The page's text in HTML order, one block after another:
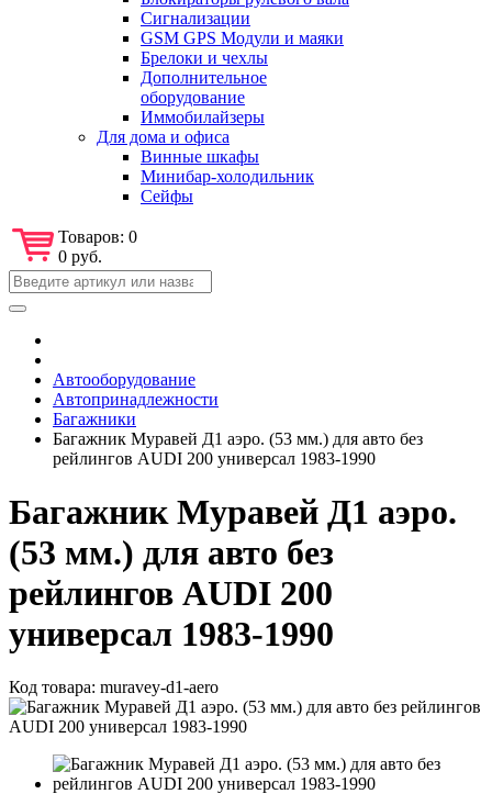
Сигнализации
GSM GPS Модули и маяки
Брелоки и чехлы
Дополнительное
оборудование
Иммобилайзеры
Для дома и офиса
Винные шкафы
Минибар-холодильник
Сейфы
Товаров: 0
0 руб.
Автооборудование
Автопринадлежности
Багажники
Багажник Муравей Д1 аэро. (53 мм.) для авто без
рейлингов AUDI 200 универсал 1983-1990
Багажник Муравей Д1 аэро.
(53 мм.) для авто без
рейлингов AUDI 200
универсал 1983-1990
Код товара: muravey-d1-aero